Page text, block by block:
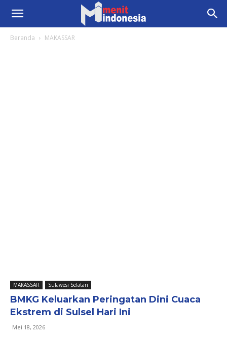
Beranda MAKASSAR
MAKASSAR Sulawesi Selatan
BMKG Keluarkan Peringatan Dini Cuaca
Ekstrem di Sulsel Hari Ini
Mei 18, 2026